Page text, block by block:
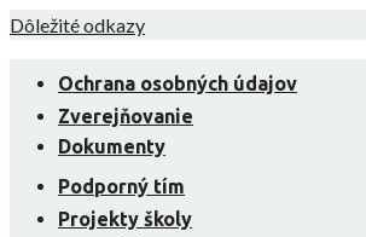
Skip
content
Dôležité odkazy
Ochrana osobných údajov
Zverejňovanie
Dokumenty
Podporný tím
Projekty školy